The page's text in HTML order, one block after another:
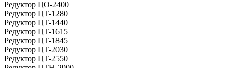
Редуктор ЦО-2400
Редуктор ЦТ-1280
Редуктор ЦТ-1440
Редуктор ЦТ-1615
Редуктор ЦТ-1845
Редуктор ЦТ-2030
Редуктор ЦТ-2550